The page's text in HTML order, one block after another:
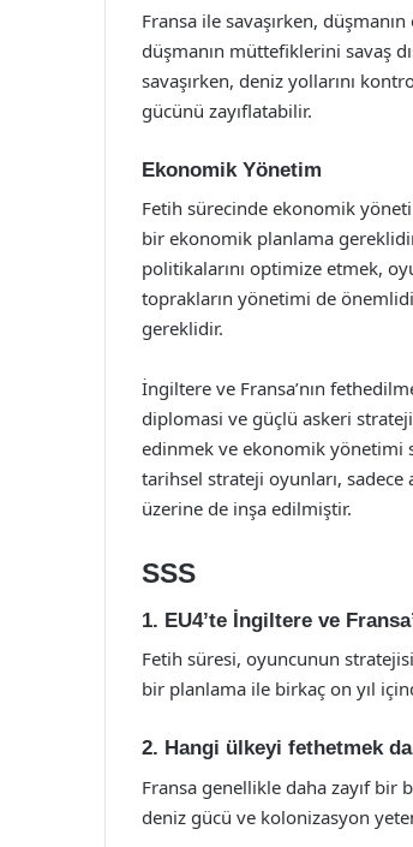
Fransa ile savaşırken,
düşmanın müttefiklerini savaş
savaşırken, deniz yollarını
gücünü zayıflatabilir.
Ekonomik Yönetim
Fetih sürecinde ekonomik
bir ekonomik planlama
politikalarını optimize etmek,
toprakların yönetimi de
gereklidir.
İngiltere ve Fransa’nın
diplomasi ve güçlü askeri
edinmek ve ekonomik yönetimi
tarihsel strateji oyunları,
üzerine de inşa edilmiştir.
SSS
1. EU4’te İngiltere ve
Fetih süresi, oyuncunun
bir planlama ile birkaç on yıl
2. Hangi ülkeyi fethetmek
Fransa genellikle daha zayıf bir
deniz gücü ve kolonizasyon